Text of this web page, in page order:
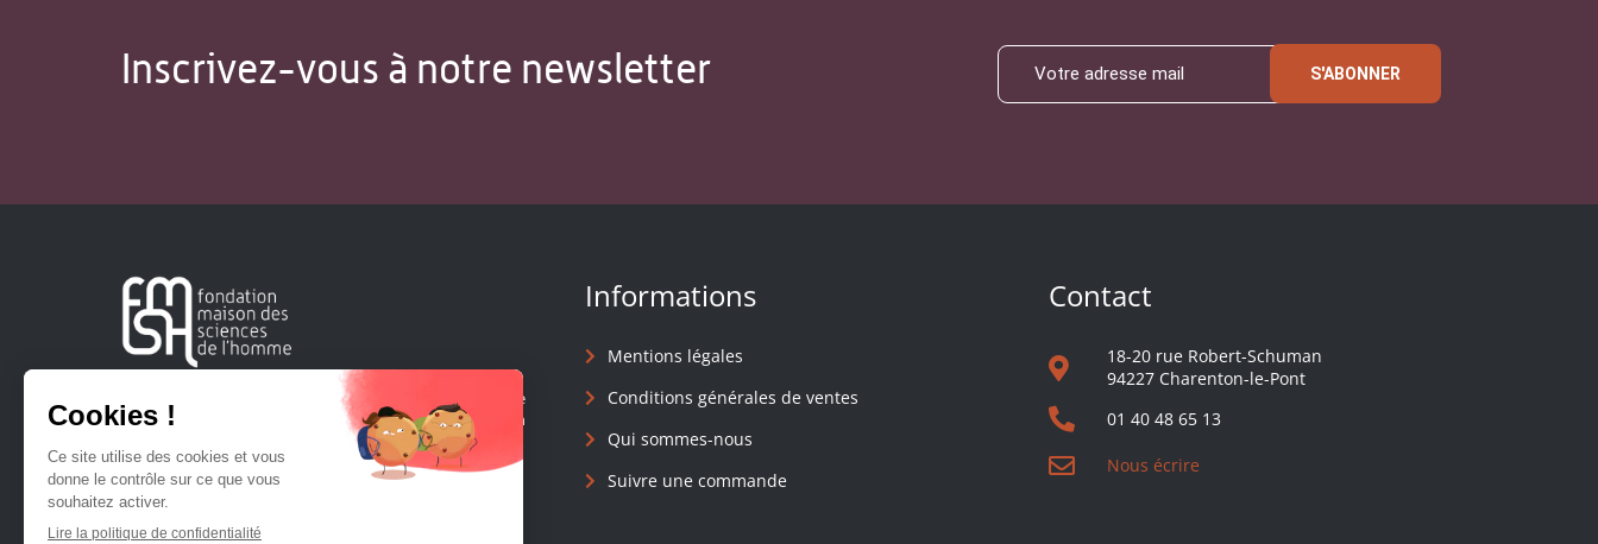
Inscrivez-vous à notre newsletter S'ABONNER
Créée en 1963, la Fondation Maison Sciences de l'Homme
soutient la recherche et la diffusion des connaissances en
Informations
Mentions légales
Conditions générales de ventes
Qui sommes-nous
Suivre une commande
Contact
18-20 rue Robert-Schuman
94227 Charenton-le-Pont
01 40 48 65 13
Nous écrire